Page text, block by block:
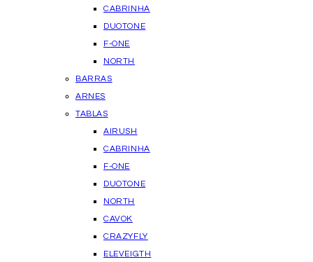
CABRINHA
DUOTONE
F-ONE
NORTH
BARRAS
ARNES
TABLAS
AIRUSH
CABRINHA
F-ONE
DUOTONE
NORTH
CAVOK
CRAZYFLY
ELEVEIGTH